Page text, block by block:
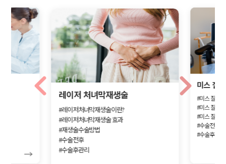
레이저 처녀막재생술
#레이저처녀막재생술이란?
#레이저처녀막재생술 효과
#재생술수술방법
#수술전후
#수술후관리
미스 질성
#미스 질성형
#미스 질성형
#미스 질성형
#수술전후
#수술후관리